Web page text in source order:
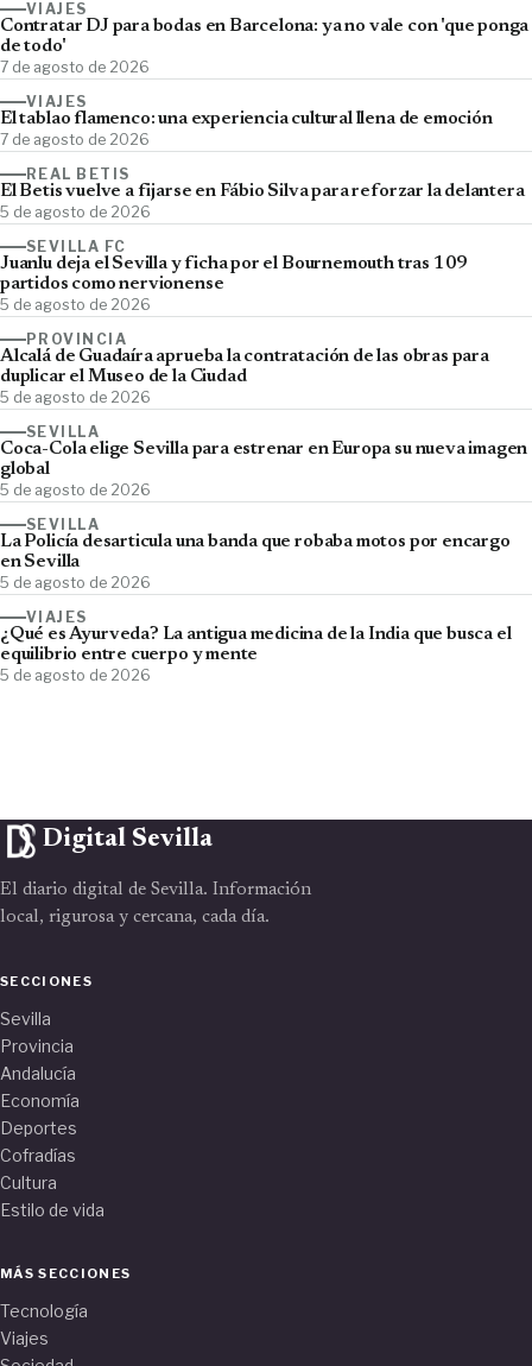
VIAJES
Contratar DJ para bodas en Barcelona: ya no vale con 'que ponga
de todo'
7 de agosto de 2026
VIAJES
El tablao flamenco: una experiencia cultural llena de emoción
7 de agosto de 2026
REAL BETIS
El Betis vuelve a fijarse en Fábio Silva para reforzar la delantera
5 de agosto de 2026
SEVILLA FC
Juanlu deja el Sevilla y ficha por el Bournemouth tras 109
partidos como nervionense
5 de agosto de 2026
PROVINCIA
Alcalá de Guadaíra aprueba la contratación de las obras para
duplicar el Museo de la Ciudad
5 de agosto de 2026
SEVILLA
Coca-Cola elige Sevilla para estrenar en Europa su nueva imagen
global
5 de agosto de 2026
SEVILLA
La Policía desarticula una banda que robaba motos por encargo
en Sevilla
5 de agosto de 2026
VIAJES
¿Qué es Ayurveda? La antigua medicina de la India que busca el
equilibrio entre cuerpo y mente
5 de agosto de 2026
Digital Sevilla
El diario digital de Sevilla. Información
local, rigurosa y cercana, cada día.
SECCIONES
Sevilla
Provincia
Andalucía
Economía
Deportes
Cofradías
Cultura
Estilo de vida
MÁS SECCIONES
Tecnología
Viajes